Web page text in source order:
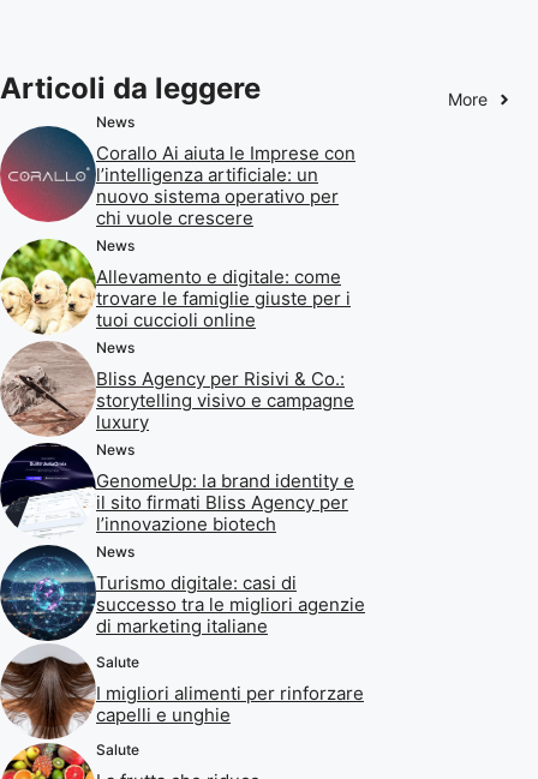
Articoli da leggere More
News
Corallo Ai aiuta le Imprese con
l’intelligenza artificiale: un
nuovo sistema operativo per
chi vuole crescere
News
Allevamento e digitale: come
trovare le famiglie giuste per i
tuoi cuccioli online
News
Bliss Agency per Risivi & Co.:
storytelling visivo e campagne
luxury
News
GenomeUp: la brand identity e
il sito firmati Bliss Agency per
l’innovazione biotech
News
Turismo digitale: casi di
successo tra le migliori agenzie
di marketing italiane
Salute
I migliori alimenti per rinforzare
capelli e unghie
Salute